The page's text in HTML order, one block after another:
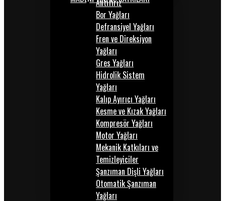
Antifiriz
Bor Yağları
Defransiyel Yağları
Fren ve Direksiyon
Yağları
Gres Yağları
Hidrolik Sistem
Yağları
Kalıp Ayırıcı Yağları
Kesme ve Kızak Yağları
Kompresör Yağları
Motor Yağları
Mekanik Katkıları ve
Temizleyiciler
Şanzıman Dişli Yağları
Otomatik Şanzıman
Yağları